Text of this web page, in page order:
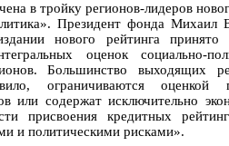
в тройку регионов-лидеров
Президент фонда Михаил
нового рейтинга
оценок социально-
Большинство выходящих
ограничиваются оценкой
или содержат исключительно
присвоения кредитных
и политическими рисками».